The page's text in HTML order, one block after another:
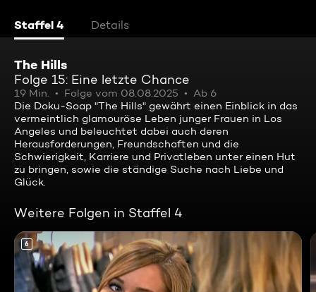
Staffel 4 Details
The Hills
Folge 15: Eine letzte Chance
19 Min. Folge vom 08.08.2025
Ab 6
Die Doku-Soap "The Hills" gewährt einen Einblick in das
vermeintlich glamouröse Leben junger Frauen in Los
Angeles und beleuchtet dabei auch deren
Herausforderungen, Freundschaften und die
Schwierigkeit, Karriere und Privatleben unter einen Hut
zu bringen, sowie die ständige Suche nach Liebe und
Glück.
Weitere Folgen in Staffel 4
6